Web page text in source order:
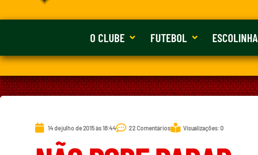
O CLUBE FUTEBOL ESCOLINHA
14 de julho de 2015 às 18:44 22 Comentários Visualizações: 0